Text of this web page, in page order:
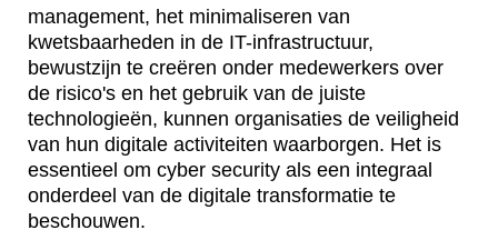
management, het minimaliseren van
kwetsbaarheden in de IT-infrastructuur,
bewustzijn te creëren onder medewerkers over
de risico's en het gebruik van de juiste
technologieën, kunnen organisaties de veiligheid
van hun digitale activiteiten waarborgen. Het is
essentieel om cyber security als een integraal
onderdeel van de digitale transformatie te
beschouwen.